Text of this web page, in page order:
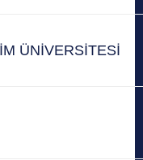
ÜNİVERSİTESİ